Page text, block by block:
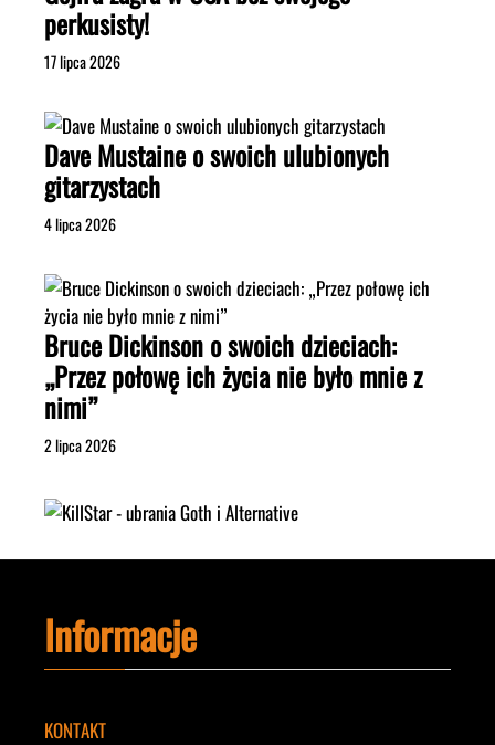
perkusisty!
17 lipca 2026
Dave Mustaine o swoich ulubionych
gitarzystach
4 lipca 2026
Bruce Dickinson o swoich dzieciach:
„Przez połowę ich życia nie było mnie z
nimi”
2 lipca 2026
Informacje
KONTAKT